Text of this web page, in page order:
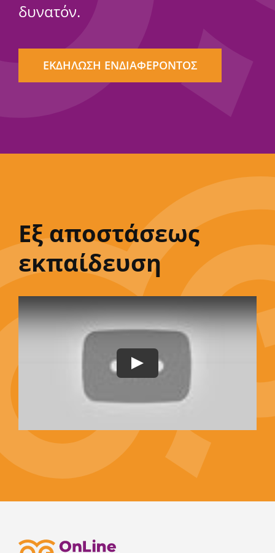
δυνατόν.
ΕΚΔΗΛΩΣΗ ΕΝΔΙΑΦΕΡΟΝΤΟΣ
Εξ αποστάσεως
εκπαίδευση